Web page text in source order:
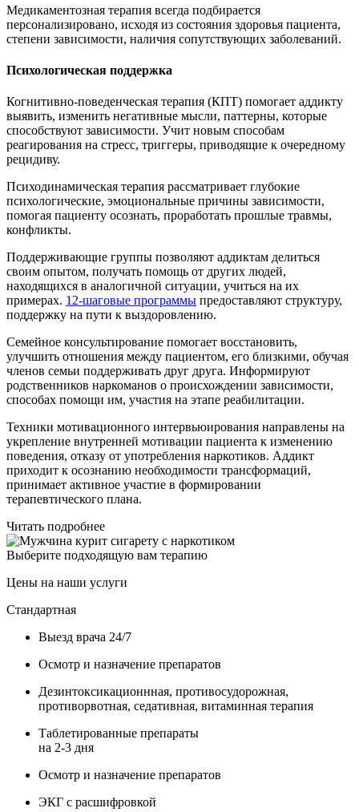
Медикаментозная терапия всегда подбирается
персонализировано, исходя из состояния здоровья пациента,
степени зависимости, наличия сопутствующих заболеваний.
Психологическая поддержка
Когнитивно-поведенческая терапия (КПТ) помогает аддикту
выявить, изменить негативные мысли, паттерны, которые
способствуют зависимости. Учит новым способам
реагирования на стресс, триггеры, приводящие к очередному
рецидиву.
Психодинамическая терапия рассматривает глубокие
психологические, эмоциональные причины зависимости,
помогая пациенту осознать, проработать прошлые травмы,
конфликты.
Поддерживающие группы позволяют аддиктам делиться
своим опытом, получать помощь от других людей,
находящихся в аналогичной ситуации, учиться на их
примерах. 12-шаговые программы предоставляют структуру,
поддержку на пути к выздоровлению.
Семейное консультирование помогает восстановить,
улучшить отношения между пациентом, его близкими, обучая
членов семьи поддерживать друг друга. Информируют
родственников наркоманов о происхождении зависимости,
способах помощи им, участия на этапе реабилитации.
Техники мотивационного интервьюирования направлены на
укрепление внутренней мотивации пациента к изменению
поведения, отказу от употребления наркотиков. Аддикт
приходит к осознанию необходимости трансформаций,
принимает активное участие в формировании
терапевтического плана.
Читать подробнее
Выберите подходящую вам терапию
Цены на наши услуги
Стандартная
Выезд врача 24/7
Осмотр и назначение препаратов
Дезинтоксикационнная, противосудорожная,
противорвотная, седативная, витаминная терапия
Таблетированные препараты
на 2-3 дня
Осмотр и назначение препаратов
ЭКГ с расшифровкой